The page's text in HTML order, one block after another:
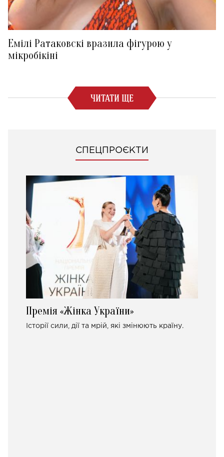
Емілі Ратаковскі вразила фігурою у
мікробікіні
ЧИТАТИ ЩЕ
СПЕЦПРОЄКТИ
Премія «Жінка України»
Історії сили, дії та мрій, які змінюють країну.